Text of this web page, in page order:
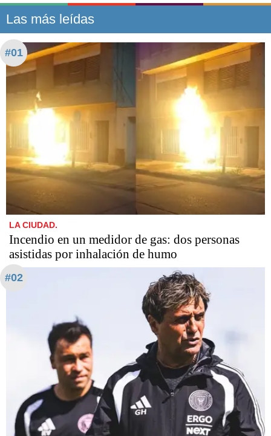
Las más leídas
#01
LA CIUDAD.
Incendio en un medidor de gas: dos personas
asistidas por inhalación de humo
#02